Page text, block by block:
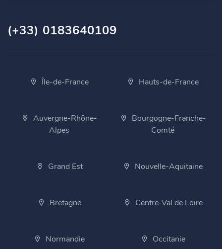
(+33) 0183640109
Île-de-France Hauts-de-France
Auvergne-Rhône-
Alpes
Bourgogne-Franche-
Comté
Grand Est Nouvelle-Aquitaine
Bretagne Centre-Val de Loire
Normandie Occitanie